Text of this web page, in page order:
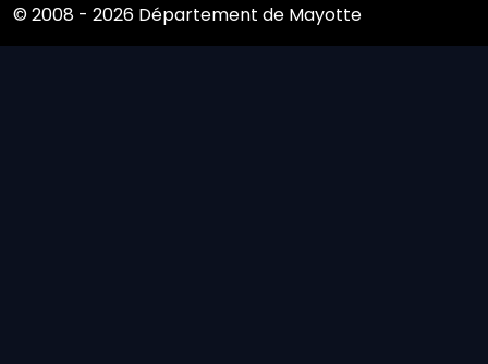
© 2008 - 2026 Département de Mayotte